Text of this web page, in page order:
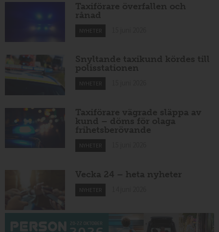
Taxiförare överfallen och
rånad
NYHETER
Snyltande taxikund kördes till
polisstationen
NYHETER
Taxiförare vägrade släppa av
kund – döms för olaga
frihetsberövande
NYHETER
Vecka 24 – heta nyheter
NYHETER